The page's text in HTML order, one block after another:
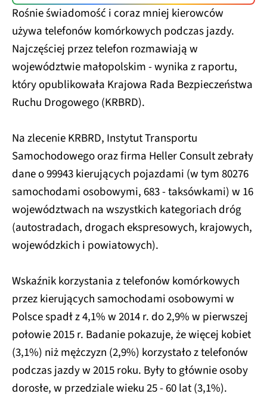
Rośnie świadomość i coraz mniej kierowców
używa telefonów komórkowych podczas jazdy.
Najczęściej przez telefon rozmawiają w
województwie małopolskim - wynika z raportu,
który opublikowała Krajowa Rada Bezpieczeństwa
Ruchu Drogowego (KRBRD).
Na zlecenie KRBRD, Instytut Transportu
Samochodowego oraz firma Heller Consult zebrały
dane o 99943 kierujących pojazdami (w tym 80276
samochodami osobowymi, 683 - taksówkami) w 16
województwach na wszystkich kategoriach dróg
(autostradach, drogach ekspresowych, krajowych,
wojewódzkich i powiatowych).
Wskaźnik korzystania z telefonów komórkowych
przez kierujących samochodami osobowymi w
Polsce spadł z 4,1% w 2014 r. do 2,9% w pierwszej
połowie 2015 r. Badanie pokazuje, że więcej kobiet
(3,1%) niż mężczyzn (2,9%) korzystało z telefonów
podczas jazdy w 2015 roku. Były to głównie osoby
dorosłe, w przedziale wieku 25 - 60 lat (3,1%).